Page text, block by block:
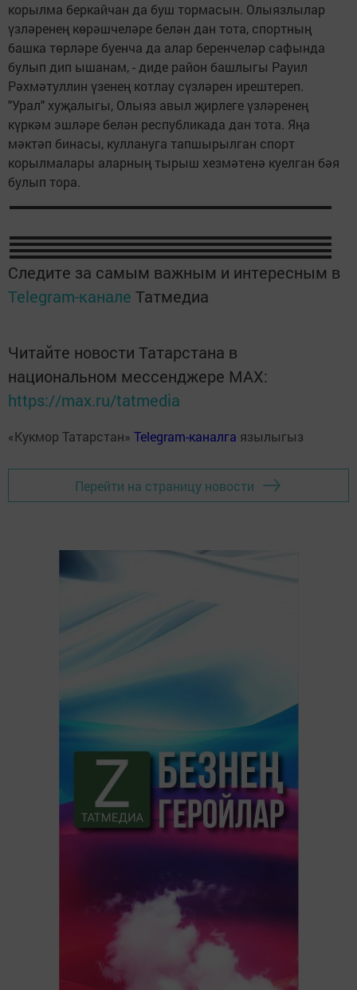
корылма беркайчан да буш тормасын. Олыязлылар
үзләренең көрәшчеләре белән дан тота, спортның
башка төрләре буенча да алар беренчеләр сафында
булып дип ышанам, - диде район башлыгы Рауил
Рәхмәтуллин үзенең котлау сүзләрен ирештереп.
"Урал" хуҗалыгы, Олыяз авыл җирлеге үзләренең
күркәм эшләре белән республикада дан тота. Яңа
мәктәп бинасы, куллануга тапшырылган спорт
корылмалары аларның тырыш хезмәтенә куелган бәя
булып тора.
Следите за самым важным и интересным в
Telegram-канале Татмедиа
Читайте новости Татарстана в
национальном мессенджере MАХ:
https://max.ru/tatmedia
«Кукмор Татарстан» Telegram-каналга язылыгыз
Перейти на страницу новости